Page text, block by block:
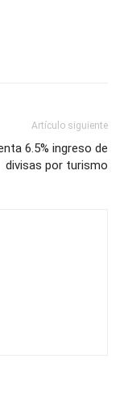
Artículo siguiente
6.5% ingreso de
divisas por turismo